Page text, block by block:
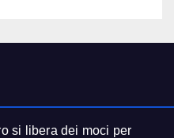
si libera dei moci per